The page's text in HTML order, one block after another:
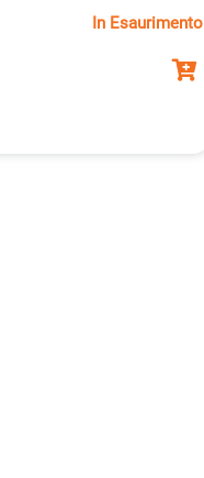
In Esaurimento